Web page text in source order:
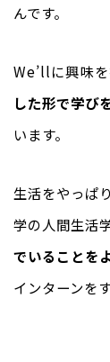
んです。
We’llに興味
した形で学び
います。
生活をやっぱ
学の人間生活
でいることを
インターンを